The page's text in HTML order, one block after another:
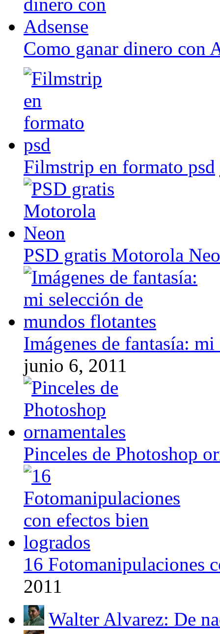
Como ganar dinero con
Filmstrip en formato psd
PSD gratis Motorola
Imágenes de fantasía:
junio 6, 2011
Pinceles de Photoshop
16 Fotomanipulaciones
2011
Walter Alvarez: De